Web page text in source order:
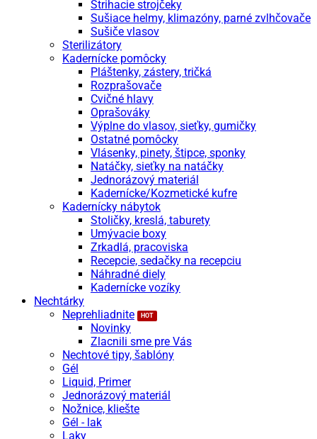
Strihacie strojčeky
Sušiace helmy, klimazóny, parné zvlhčovače
Sušiče vlasov
Sterilizátory
Kadernícke pomôcky
Pláštenky, zástery, tričká
Rozprašovače
Cvičné hlavy
Oprašováky
Výplne do vlasov, sieťky, gumičky
Ostatné pomôcky
Vlásenky, pinety, štipce, sponky
Natáčky, sieťky na natáčky
Jednorázový materiál
Kadernícke/Kozmetické kufre
Kadernícky nábytok
Stoličky, kreslá, taburety
Umývacie boxy
Zrkadlá, pracoviska
Recepcie, sedačky na recepciu
Náhradné diely
Kadernícke vozíky
Nechtárky
Neprehliadnite
Novinky
Zlacnili sme pre Vás
Nechtové tipy, šablóny
Gél
Liquid, Primer
Jednorázový materiál
Nožnice, kliešte
Gél - lak
Laky